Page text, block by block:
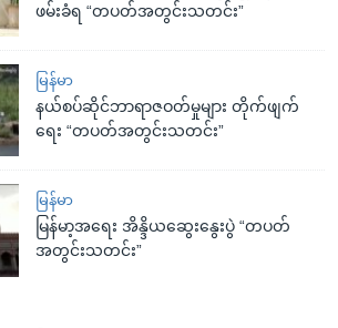
ဖမ်းခံရ “တပတ်အတွင်းသတင်း”
မြန်မာ
နယ်စပ်ဆိုင်ဘာရာဇဝတ်မှုများ တိုက်ဖျက်
ရေး “တပတ်အတွင်းသတင်း”
မြန်မာ
မြန်မာ့အရေး အိန္ဒိယဆွေးနွေးပွဲ “တပတ်
အတွင်းသတင်း”